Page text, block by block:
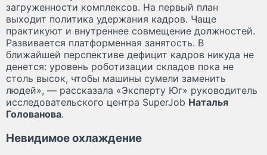
загруженности комплексов. На первый план
выходит политика удержания кадров. Чаще
практикуют и внутреннее совмещение должностей.
Развивается платформенная занятость. В
ближайшей перспективе дефицит кадров никуда не
денется: уровень роботизации складов пока не
столь высок, чтобы машины сумели заменить
людей», — рассказала «Эксперту Юг» руководитель
исследовательского центра SuperJob Наталья
Голованова.
Невидимое охлаждение